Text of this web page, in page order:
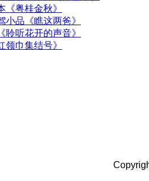
粤桂金秋》
品《瞧这两爸》
听花开的声音》
巾集结号》